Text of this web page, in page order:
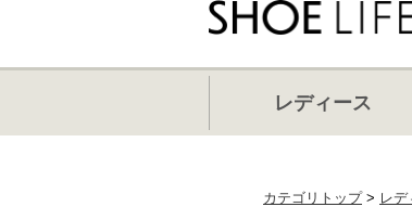
レディース
カテゴリトップ> レデ